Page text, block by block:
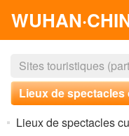
Sites touristiques
Lieux de
Lieux de spectacles